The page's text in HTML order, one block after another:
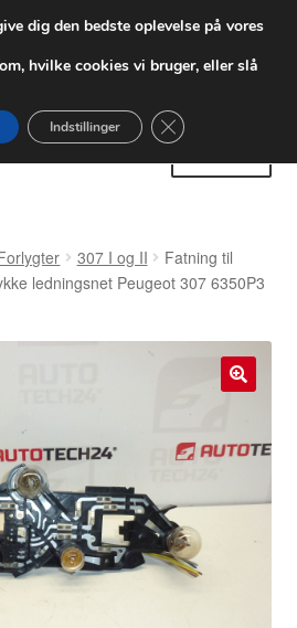
fra 55 kr.
forsendelse
307 I og II
Fatning til
ledningsnet Peugeot 307 6350P3
dig den bedste oplevelse på vores
hvilke cookies vi bruger, eller slå
Indstillinger Close GDPR